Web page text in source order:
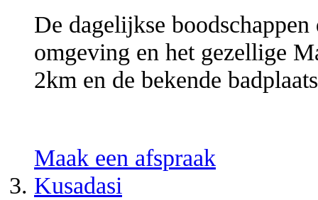
De dagelijkse
omgeving en het gezellige
2km en de bekende
Maak een afspraak
Kusadasi